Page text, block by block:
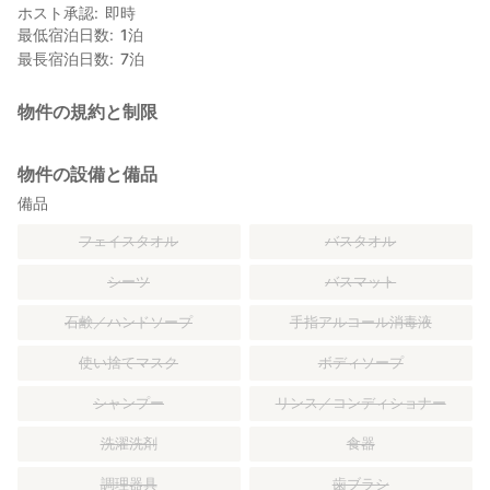
ホスト承認
即時
最低宿泊日数
1泊
最長宿泊日数
7泊
物件の規約と制限
物件の設備と備品
備品
フェイスタオル バスタオル
シーツ バスマット
石鹸／ハンドソープ 手指アルコール消毒液
使い捨てマスク ボディソープ
シャンプー リンス／コンディショナー
洗濯洗剤 食器
調理器具 歯ブラシ